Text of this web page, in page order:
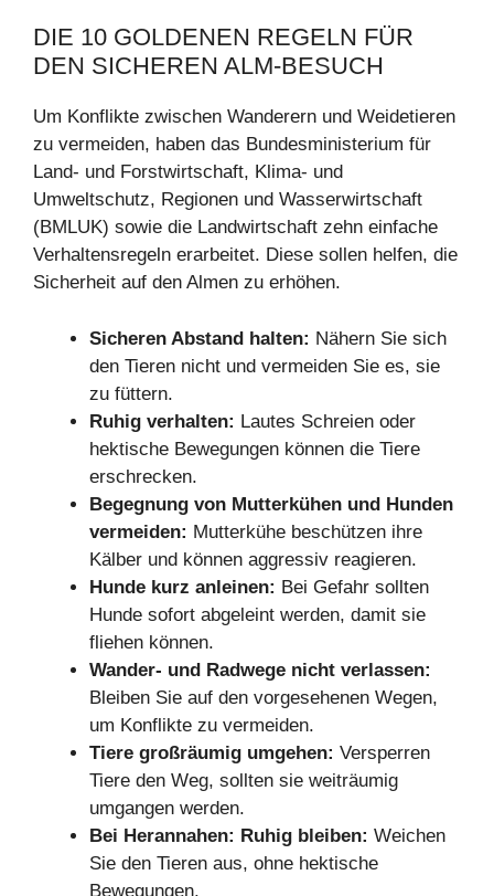
DIE 10 GOLDENEN REGELN FÜR
DEN SICHEREN ALM-BESUCH
Um Konflikte zwischen Wanderern und Weidetieren
zu vermeiden, haben das Bundesministerium für
Land- und Forstwirtschaft, Klima- und
Umweltschutz, Regionen und Wasserwirtschaft
(BMLUK) sowie die Landwirtschaft zehn einfache
Verhaltensregeln erarbeitet. Diese sollen helfen, die
Sicherheit auf den Almen zu erhöhen.
Sicheren Abstand halten: Nähern Sie sich
den Tieren nicht und vermeiden Sie es, sie
zu füttern.
Ruhig verhalten: Lautes Schreien oder
hektische Bewegungen können die Tiere
erschrecken.
Begegnung von Mutterkühen und Hunden
vermeiden: Mutterkühe beschützen ihre
Kälber und können aggressiv reagieren.
Hunde kurz anleinen: Bei Gefahr sollten
Hunde sofort abgeleint werden, damit sie
fliehen können.
Wander- und Radwege nicht verlassen:
Bleiben Sie auf den vorgesehenen Wegen,
um Konflikte zu vermeiden.
Tiere großräumig umgehen: Versperren
Tiere den Weg, sollten sie weiträumig
umgangen werden.
Bei Herannahen: Ruhig bleiben: Weichen
Sie den Tieren aus, ohne hektische
Bewegungen.